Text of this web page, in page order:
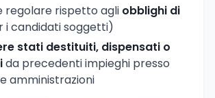
regolare rispetto agli obblighi di
i candidati soggetti)
stati destituiti, dispensati o
da precedenti impieghi presso
amministrazioni